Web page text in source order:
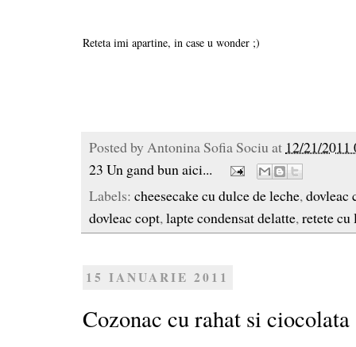
Reteta imi apartine, in case u wonder ;)
Posted by Antonina Sofia Sociu at 12/21/2011
23 Un gand bun aici...
Labels: cheesecake cu dulce de leche, dovleac
dovleac copt, lapte condensat delatte, retete cu
15 IANUARIE 2011
Cozonac cu rahat si ciocolata